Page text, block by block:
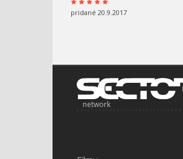
pridané 20.9.2017
network